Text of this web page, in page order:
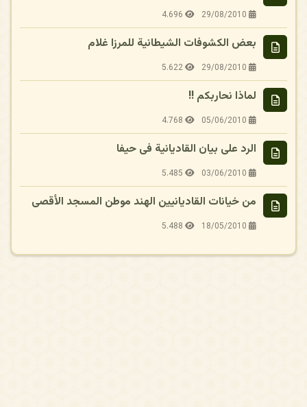
29/08/2010
4.696
بعض الكشوفات الشيطانية للمرزا غلام
29/08/2010
5.622
لماذا نحاربكم !!
05/06/2010
4.768
الرد على بيان القاديانية فى حيفا
03/06/2010
5.485
من خيانات القاديانيين الهند موطن المسجد الأقصى
18/05/2010
5.488